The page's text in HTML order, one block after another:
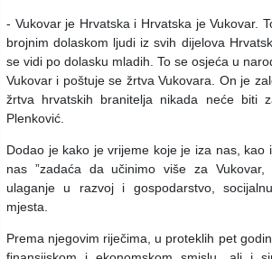
- Vukovar je Hrvatska i Hrvatska je Vukovar.
brojnim dolaskom ljudi iz svih dijelova
se vidi po dolasku mladih. To se osjeća u
Vukovar i poštuje se žrtva Vukovara. On je
žrtva hrvatskih branitelja nikada neće biti
Plenković.
Dodao je kako je vrijeme koje je iza nas, kao
nas ”zadaća da učinimo više za Vukovar,
ulaganje u razvoj i gospodarstvo,
mjesta.
Prema njegovim riječima, u proteklih pet